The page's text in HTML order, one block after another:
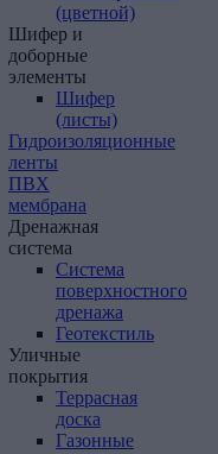
(цветной)
Шифер и
доборные
элементы
Шифер
(листы)
Гидроизоляционные
ленты
ПВХ
мембрана
Дренажная
система
Система
поверхностного
дренажа
Геотекстиль
Уличные
покрытия
Террасная
доска
Газонные